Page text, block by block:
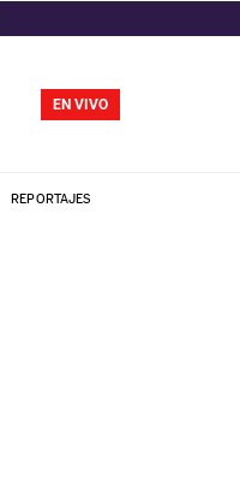
EN VIVO
REPORTAJES